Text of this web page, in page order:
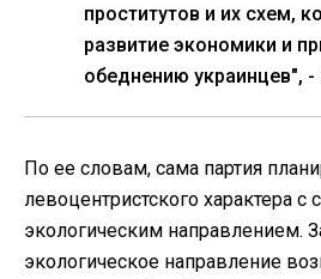
проститутов и их схем,
развитие экономики и
обеднению украинцев",
По ее словам, сама партия
левоцентристского характера
экологическим направлением.
экологическое направление